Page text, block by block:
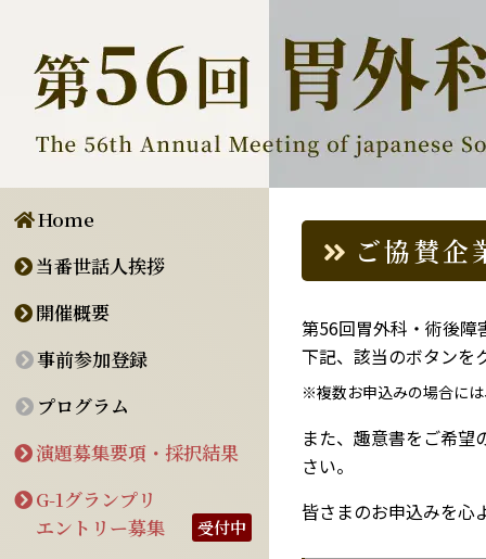
Home
当番世話人挨拶
開催概要
事前参加登録
プログラム
演題募集要項・採択結果
G-1グランプリ
エントリー募集
受付中
ご協賛企
第56回胃外科・術後障
下記、該当のボタンを
※複数お申込みの場合に
また、趣意書をご希
さい。
皆さまのお申込みを心